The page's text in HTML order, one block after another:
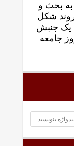
بحث و
روند شکل
يک جنبش
جامعه